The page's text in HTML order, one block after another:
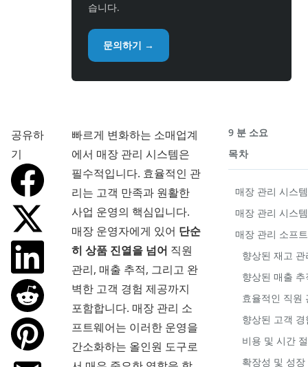
습니다.
문의하기 →
공유하
기
빠르게 변화하는 소매업계
에서 매장 관리 시스템은
필수적입니다. 효율적인 관
리는 고객 만족과 원활한
사업 운영의 핵심입니다.
매장 운영자에게 있어 단순
히 상품 진열을 넘어 직원
관리, 매출 추적, 그리고 완
벽한 고객 경험 제공까지
포함합니다. 매장 관리 소
프트웨어는 이러한 운영을
간소화하는 올인원 도구로
9 분 소요
목차
매장 관리 시스
매장 관리 시스
매장 관리 소프
향상된 재고 관
향상된 매출
효율적인 직원
향상된 고객 경
비용 및 시간
확장성 및 성장